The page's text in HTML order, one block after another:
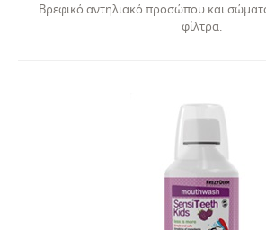
Βρεφικό αντηλιακό προσώπου και
φίλτρα.